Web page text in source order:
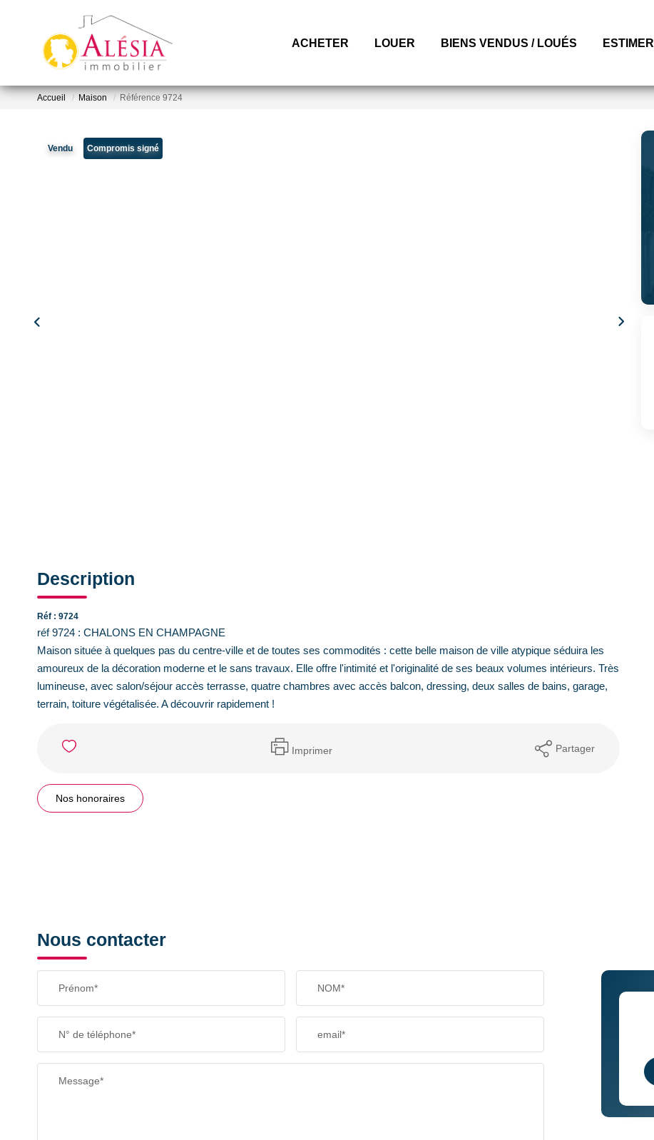
ACHETER LOUER BIENS VENDUS / LOUÉS ESTIMER
Accueil Maison Référence 9724
Vendu Compromis signé
Description
Réf : 9724
réf 9724 : CHALONS EN CHAMPAGNE
Maison située à quelques pas du centre-ville et de toutes ses commodités : cette belle maison de ville atypique séduira les
amoureux de la décoration moderne et le sans travaux. Elle offre l'intimité et l'originalité de ses beaux volumes intérieurs. Très
lumineuse, avec salon/séjour accès terrasse, quatre chambres avec accès balcon, dressing, deux salles de bains, garage,
terrain, toiture végétalisée. A découvrir rapidement !
Imprimer Partager
Nos honoraires
Nous contacter
Prénom* NOM*
N° de téléphone* email*
Message*